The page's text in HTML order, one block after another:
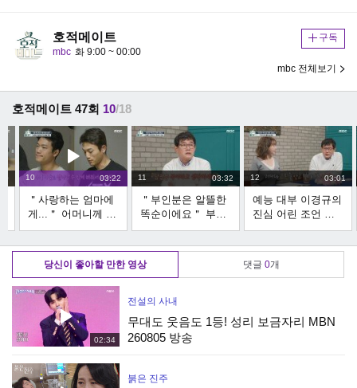
호적메이트
mbc 화 9:00 ~ 00:00
구독
mbc 전체보기
호적메이트 47회 10/18
10 03:22
＂사랑하는 엄마에
게...＂ 어머니께 처
음 전하는 조둥이의
진심 (feat. 어머니
의 영상 편지), MBC
230117 방송
11 03:32
＂부인분은 알뜰한
똑순이에요＂ 부부
의 고민을 해결해
주는 이경규의 솔루
션!, MBC 230117
방송
12 03:01
예능 대부 이경규의
진심 어린 조언 ＂
혼자 있어도 외롭지
만, 둘이 있어도 외
MBC 230117 방송
당신이 좋아할 만한 영상 댓글 0개
02:34
전설의 사내
무대도 웃음도 1등! 성리 보금자리 MBN
260805 방송
붉은 진주